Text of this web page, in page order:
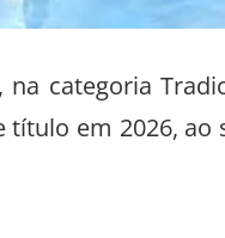
na categoria
em 2026, ao